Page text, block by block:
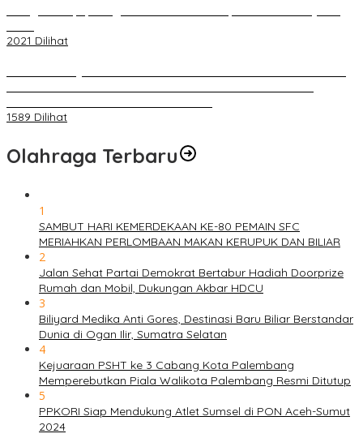
2021 Dilihat
1589 Dilihat
Olahraga Terbaru
1
SAMBUT HARI KEMERDEKAAN KE-80 PEMAIN SFC
MERIAHKAN PERLOMBAAN MAKAN KERUPUK DAN BILIAR
2
Jalan Sehat Partai Demokrat Bertabur Hadiah Doorprize
Rumah dan Mobil, Dukungan Akbar HDCU
3
Biliyard Medika Anti Gores, Destinasi Baru Biliar Berstandar
Dunia di Ogan Ilir, Sumatra Selatan
4
Kejuaraan PSHT ke 3 Cabang Kota Palembang
Memperebutkan Piala Walikota Palembang Resmi Ditutup
5
PPKORI Siap Mendukung Atlet Sumsel di PON Aceh-Sumut
2024